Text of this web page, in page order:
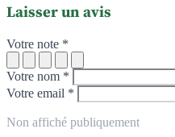
Laisser un avis
Votre note *
Votre nom *
Votre email *
Non affiché publiquement